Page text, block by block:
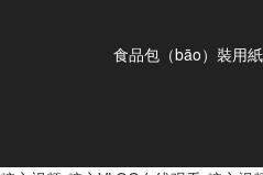
食品包（bāo）裝用